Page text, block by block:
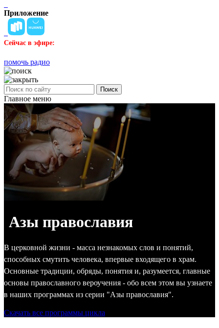
Приложение
Сейчас в эфире:
помочь радио
Поиск
Главное меню
Азы православия
В церковной жизни - масса незнакомых слов и понятий,
способных смутить человека, впервые входящего в храм.
Основные традиции, обряды, понятия и, разумеется, главные
основы православного вероучения - обо всем этом вы узнаете
в наших программах из серии "Азы православия".
Скачать все программы цикла